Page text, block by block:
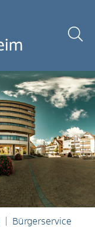
Bürgerservice